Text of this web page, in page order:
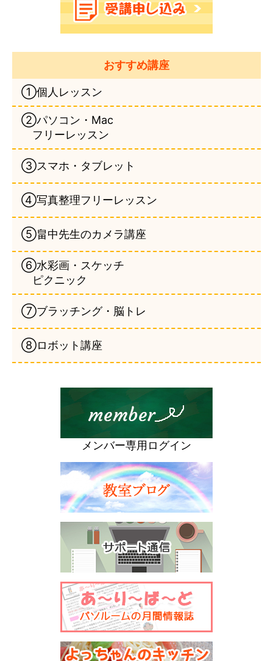
おすすめ講座
①個人レッスン
②パソコン・Mac
フリーレッスン
③スマホ・タブレット
④写真整理フリーレッスン
⑤畠中先生のカメラ講座
⑥水彩画・スケッチ
ピクニック
⑦ブラッチング・脳トレ
⑧ロボット講座
メンバー専用ログイン